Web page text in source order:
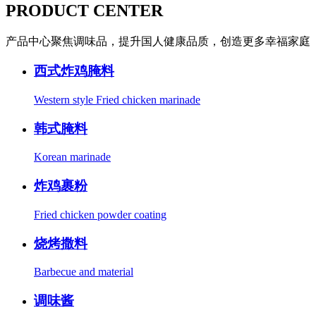
PRODUCT CENTER
产品中心聚焦调味品，提升国人健康品质，创造更多幸福家庭
西式炸鸡腌料
Western style Fried chicken marinade
韩式腌料
Korean marinade
炸鸡裹粉
Fried chicken powder coating
烧烤撒料
Barbecue and material
调味酱